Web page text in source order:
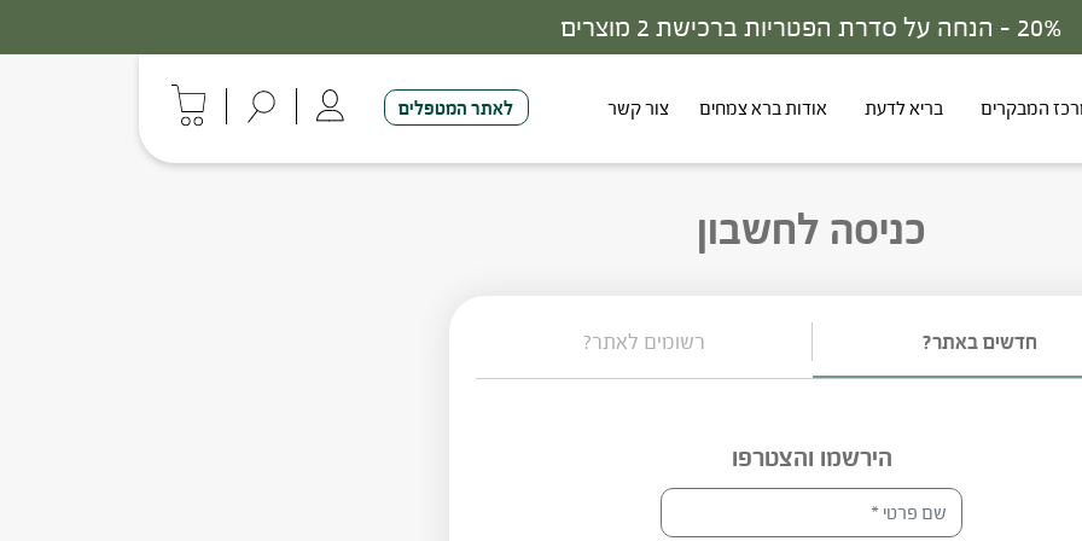
המבקרים בריא לדעת אודות ברא צמחים צור קשר לאתר המטפלים
כניסה לחשבון
חדשים באתר? רשומים לאתר?
הירשמו והצטרפו